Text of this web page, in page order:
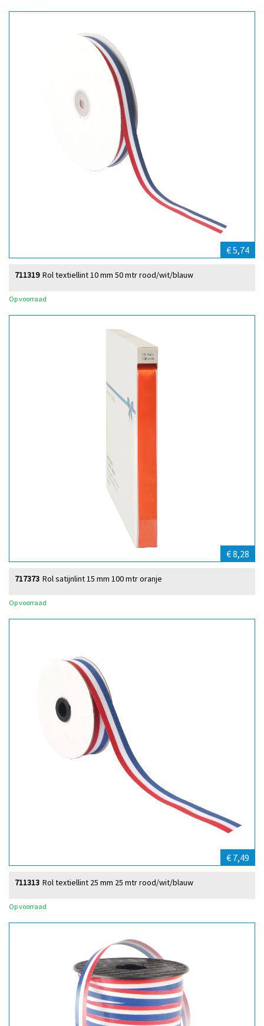
€ 5,74
Rol textiellint 10 mm 50 mtr rood/wit/blauw
711319
Op voorraad
€ 8,28
Rol satijnlint 15 mm 100 mtr oranje
717373
Op voorraad
€ 7,49
Rol textiellint 25 mm 25 mtr rood/wit/blauw
711313
Op voorraad